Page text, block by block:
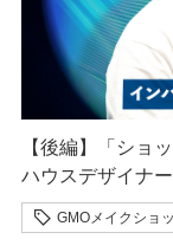
【後編】「ショ
ハウスデザイナ
GMOメイクショ